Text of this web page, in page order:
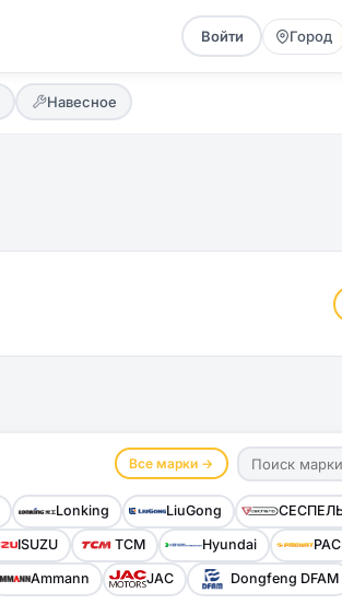
Войти Город
Навесное
Все марки →
Lonking LiuGong
ISUZU TCM Hyundai
Ammann JAC Dongfeng DFAM